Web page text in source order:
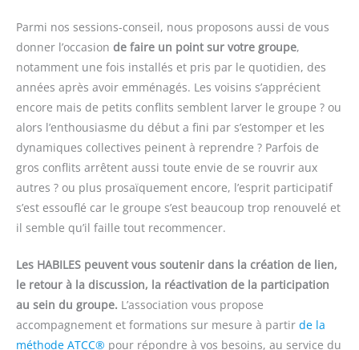
Parmi nos sessions-conseil, nous proposons aussi de vous
donner l’occasion de faire un point sur votre groupe,
notamment une fois installés et pris par le quotidien, des
années après avoir emménagés. Les voisins s’apprécient
encore mais de petits conflits semblent larver le groupe ? ou
alors l’enthousiasme du début a fini par s’estomper et les
dynamiques collectives peinent à reprendre ? Parfois de
gros conflits arrêtent aussi toute envie de se rouvrir aux
autres ? ou plus prosaïquement encore, l’esprit participatif
s’est essouflé car le groupe s’est beaucoup trop renouvelé et
il semble qu’il faille tout recommencer.
Les HABILES peuvent vous soutenir dans la création de lien,
le retour à la discussion, la réactivation de la participation
au sein du groupe. L’association vous propose
accompagnement et formations sur mesure à partir de la
méthode ATCC® pour répondre à vos besoins, au service du